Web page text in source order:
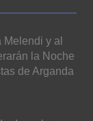
Melendi y al
la Noche
de Arganda